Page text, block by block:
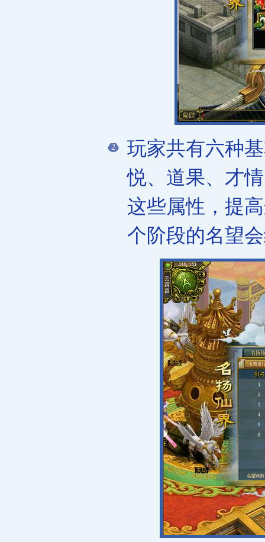
2
玩家共有六种
悦、道果、才
这些属性，提
个阶段的名望